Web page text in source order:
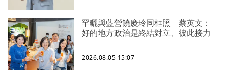
罕曬與藍營饒慶玲同框照 蔡英文：
好的地方政治是終結對立、彼此接力
2026.08.05 15:07